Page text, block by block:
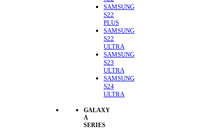
SAMSUNG
S22
PLUS
SAMSUNG
S22
ULTRA
SAMSUNG
S23
ULTRA
SAMSUNG
S24
ULTRA
GALAXY
A
SERIES